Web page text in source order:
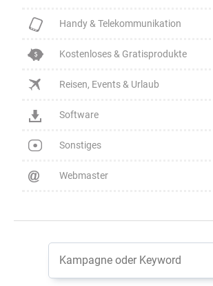
Handy & Telekommunikation
Kostenloses & Gratisprodukte
Reisen, Events & Urlaub
Software
Sonstiges
Webmaster